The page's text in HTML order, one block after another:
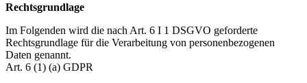
Rechtsgrundlage
Im Folgenden wird die nach Art. 6 I 1 DSGVO geforderte
Rechtsgrundlage für die Verarbeitung von personenbezogenen
Daten genannt.
Art. 6 (1) (a) GDPR